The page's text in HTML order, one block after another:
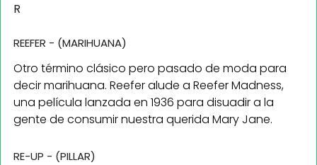
R
REEFER - (MARIHUANA)
Otro término clásico pero pasado de moda para
decir marihuana. Reefer alude a Reefer Madness,
una película lanzada en 1936 para disuadir a la
gente de consumir nuestra querida Mary Jane.
RE-UP - (PILLAR)